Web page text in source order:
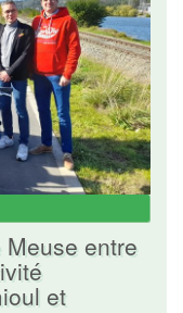
Meuse entre
et